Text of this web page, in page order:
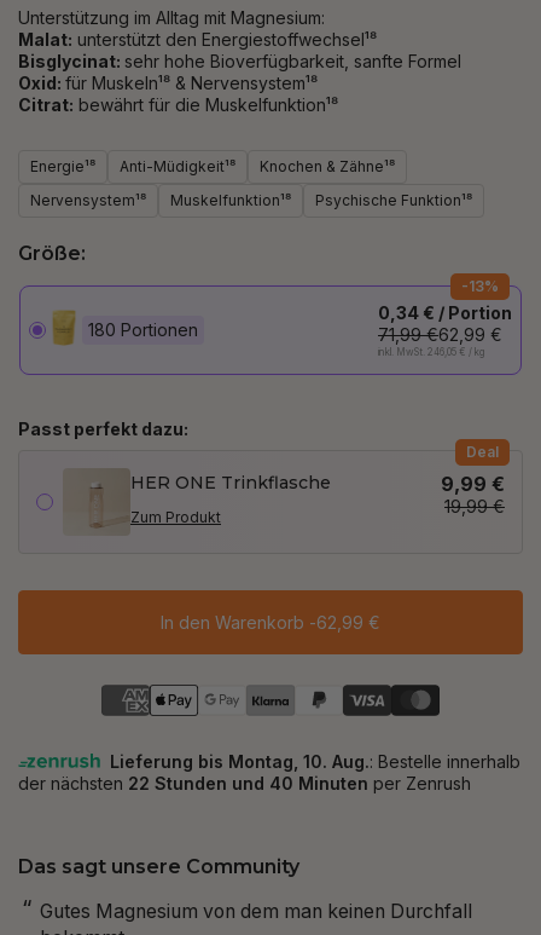
Unterstützung im Alltag mit Magnesium:
Malat: unterstützt den Energiestoffwechsel¹⁸
Bisglycinat: sehr hohe Bioverfügbarkeit, sanfte Formel
Oxid: für Muskeln¹⁸ & Nervensystem¹⁸
Citrat: bewährt für die Muskelfunktion¹⁸
Energie¹⁸ Anti-Müdigkeit¹⁸
Knochen & Zähne¹⁸
Nervensystem¹⁸
Muskelfunktion¹⁸ Psychische Funktion¹⁸
Größe:
-13%
180 Portionen
0,34 € / Portion
71,99 €62,99 €
inkl. MwSt. 246,05 € / kg
Passt perfekt dazu:
Deal
HER ONE Trinkflasche
19,99 €
9,99 €
Zum Produkt
In den Warenkorb -62,99 €
Das sagt unsere Community
“ Gutes Magnesium von dem man keinen Durchfall